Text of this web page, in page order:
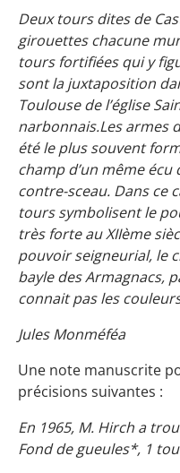
Deux tours dites de
girouettes chacune
tours fortifiées qui y
sont la juxtaposition
Toulouse de l’église
narbonnais.Les armes
été le plus souvent
champ d’un même
contre-sceau. Dans ce
tours symbolisent le
très forte au XIIème
pouvoir seigneurial, le
bayle des Armagnacs,
connait pas les
Jules Monméféa
Une note manuscrite
précisions suivantes :
En 1965, M. Hirch a
Fond de gueules*, 1